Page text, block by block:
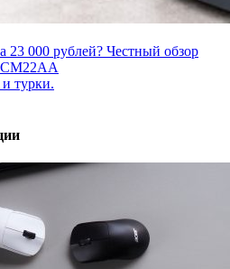
23 000 рублей? Честный обзор
турки.